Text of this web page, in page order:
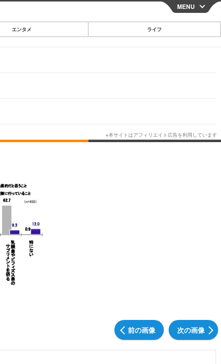
CLOSE
グルメ
MENU
エンタメ ライフ
前の画像 次の画像